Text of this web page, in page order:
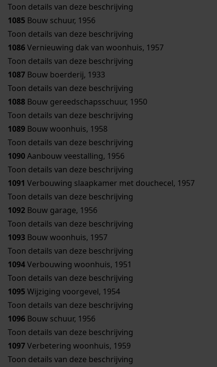
Toon details van deze beschrijving
1085 Bouw schuur, 1956
Toon details van deze beschrijving
1086Vernieuwing dak van woonhuis, 1957
Toon details van deze beschrijving
1087 Bouw boerderij, 1933
Toon details van deze beschrijving
1088 Bouw gereedschapsschuur, 1950
Toon details van deze beschrijving
1089 Bouw woonhuis, 1958
Toon details van deze beschrijving
1090Aanbouw veestalling, 1956
Toon details van deze beschrijving
1091 Verbouwing slaapkamer met douchecel, 1957
Toon details van deze beschrijving
1092 Bouw garage, 1956
Toon details van deze beschrijving
1093 Bouw woonhuis, 1957
Toon details van deze beschrijving
1094Verbouwing woonhuis, 1951
Toon details van deze beschrijving
1095Wijziging voorgevel, 1954
Toon details van deze beschrijving
1096 Bouw schuur, 1956
Toon details van deze beschrijving
1097Verbetering woonhuis, 1959
Toon details van deze beschrijving